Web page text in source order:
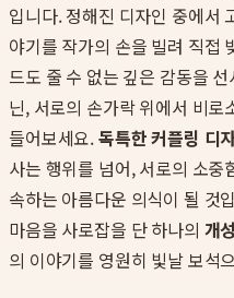
입니다. 정해진 디자인 중에서
야기를 작가의 손을 빌려 직접
드도 줄 수 없는 깊은 감동을
닌, 서로의 손가락 위에서 비
들어보세요.독특한 커플링 디
사는 행위를 넘어, 서로의 소
속하는 아름다운 의식이 될 것
마음을 사로잡을 단 하나의 개
의 이야기를 영원히 빛날 보석